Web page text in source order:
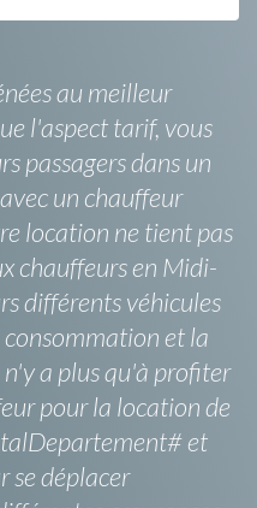
au meilleur
l'aspect tarif, vous
passagers dans un
un chauffeur
location ne tient pas
chauffeurs en Midi-
différents véhicules
et la
a plus qu'à profiter
pour la location de
et
se déplacer